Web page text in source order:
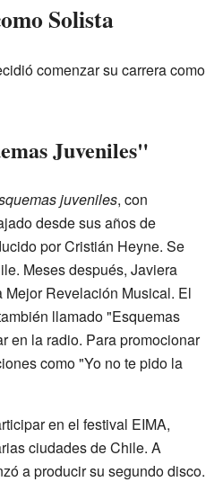
Solista
comenzar su carrera como
Juveniles"
juveniles, con
desde sus años de
por Cristián Heyne. Se
Meses después, Javiera
Revelación Musical. El
llamado "Esquemas
en la radio. Para promocionar
como "Yo no te pido la
en el festival EIMA,
ciudades de Chile. A
a producir su segundo disco.